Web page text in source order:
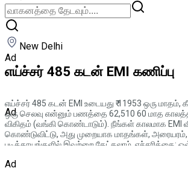
New Delhi
Ad
Ad
எய்ச்சர் 485 கடன் EMI கணிப்பு
எய்ச்சர் 485 கடன் EMI உடையது ₹ 11953 ஒரு
ஒரு செலவு என்னும் பணத்தை 62,510 60 மாத
விகிதம் (வங்கி கொண்டாடும்). நீங்கள் காலமாக EMI
கொண்டுவிட்டு, அது முறையாக மாதங்கள்,
படிக்காயங்களில் இவற்றை கேட்கலாம். எச்சரிக்கை:
Ad